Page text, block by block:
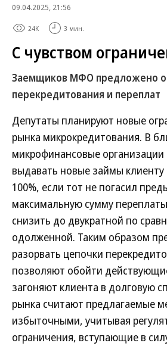
09.04.2025, 21:56
24K 3 мин.
С чувством
Заемщиков МФО предложено
перекредитования и переплат
Депутаты планируют новые
рынка микрокредитования. В
микрофинансовые организации
выдавать новые займы
100%, если тот не погасил
максимальную сумму
снизить до двукратной по
одолженной. Таким образом
разорвать цепочки
позволяют обойти
загоняют клиента в долговую
рынка считают предлагаемые
избыточными, учитывая
ограничения, вступающие в